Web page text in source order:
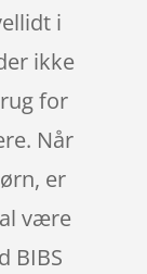
i
ikke
for
Når
er
være
BIBS